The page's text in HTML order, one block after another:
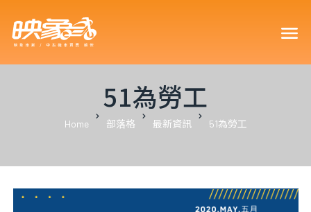
51為勞工
Home 部落格 最新資訊 51為勞工
可以